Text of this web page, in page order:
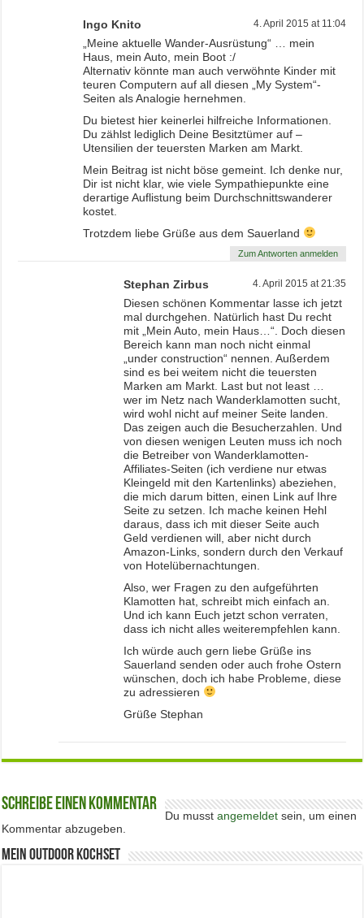
Ingo Knito 4. April 2015 at 11:04
„Meine aktuelle Wander-Ausrüstung“ … mein
Haus, mein Auto, mein Boot :/
Alternativ könnte man auch verwöhnte Kinder mit
teuren Computern auf all diesen „My System“-
Seiten als Analogie hernehmen.
Du bietest hier keinerlei hilfreiche Informationen.
Du zählst lediglich Deine Besitztümer auf –
Utensilien der teuersten Marken am Markt.
Mein Beitrag ist nicht böse gemeint. Ich denke nur,
Dir ist nicht klar, wie viele Sympathiepunkte eine
derartige Auflistung beim Durchschnittswanderer
kostet.
Trotzdem liebe Grüße aus dem Sauerland
Zum Antworten anmelden
Stephan Zirbus 4. April 2015 at 21:35
Diesen schönen Kommentar lasse ich jetzt
mal durchgehen. Natürlich hast Du recht
mit „Mein Auto, mein Haus…“. Doch diesen
Bereich kann man noch nicht einmal
„under construction“ nennen. Außerdem
sind es bei weitem nicht die teuersten
Marken am Markt. Last but not least …
wer im Netz nach Wanderklamotten sucht,
wird wohl nicht auf meiner Seite landen.
Das zeigen auch die Besucherzahlen. Und
von diesen wenigen Leuten muss ich noch
die Betreiber von Wanderklamotten-
Affiliates-Seiten (ich verdiene nur etwas
Kleingeld mit den Kartenlinks) abeziehen,
die mich darum bitten, einen Link auf Ihre
Seite zu setzen. Ich mache keinen Hehl
daraus, dass ich mit dieser Seite auch
Geld verdienen will, aber nicht durch
Amazon-Links, sondern durch den Verkauf
von Hotelübernachtungen.
Also, wer Fragen zu den aufgeführten
Klamotten hat, schreibt mich einfach an.
Und ich kann Euch jetzt schon verraten,
dass ich nicht alles weiterempfehlen kann.
Ich würde auch gern liebe Grüße ins
Sauerland senden oder auch frohe Ostern
wünschen, doch ich habe Probleme, diese
zu adressieren
Grüße Stephan
Schreibe einen Kommentar
Du musstangemeldet sein, um einen
Kommentar abzugeben.
Mein Outdoor Kochset